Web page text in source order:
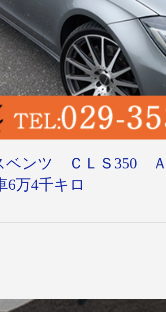
ベンツ ＣＬＳ350
6万4千キロ